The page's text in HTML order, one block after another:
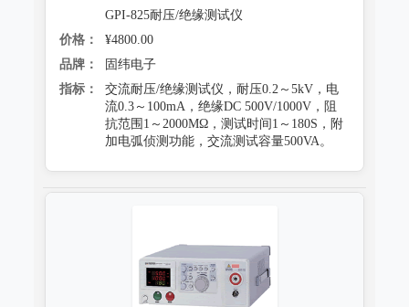
GPI-825耐压/绝缘测试仪
价格：
¥4800.00
品牌：
固纬电子
指标：
交流耐压/绝缘测试仪，耐压0.2～5kV，电
流0.3～100mA，绝缘DC 500V/1000V，阻
抗范围1～2000MΩ，测试时间1～180S，附
加电弧侦测功能，交流测试容量500VA。